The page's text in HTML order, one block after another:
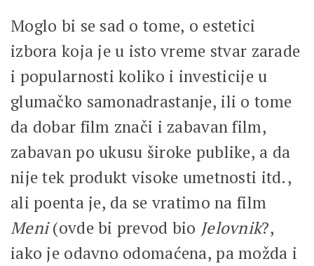
Moglo bi se sad o tome, o estetici
izbora koja je u isto vreme stvar zarade
i popularnosti koliko i investicije u
glumačko samonadrastanje, ili o tome
da dobar film znači i zabavan film,
zabavan po ukusu široke publike, a da
nije tek produkt visoke umetnosti itd.,
ali poenta je, da se vratimo na film
Meni(ovde bi prevod bio Jelovnik?,
iako je odavno odomaćena, pa možda i